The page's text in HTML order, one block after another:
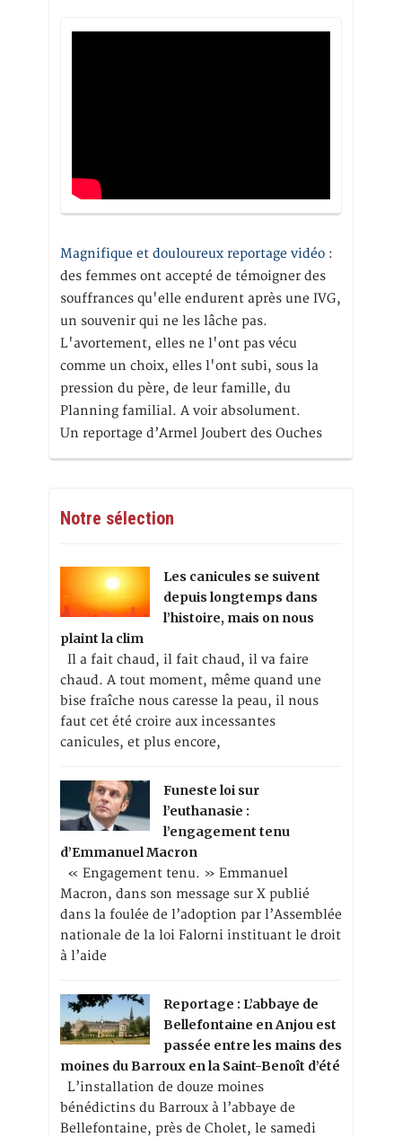
Magnifique et douloureux reportage vidéo :
des femmes ont accepté de témoigner des
souffrances qu'elle endurent après une IVG,
un souvenir qui ne les lâche pas.
L'avortement, elles ne l'ont pas vécu
comme un choix, elles l'ont subi, sous la
pression du père, de leur famille, du
Planning familial. A voir absolument.
Un reportage d’Armel Joubert des Ouches
Notre sélection
Les canicules se suivent
depuis longtemps dans
l’histoire, mais on nous
plaint la clim
Il a fait chaud, il fait chaud, il va faire
chaud. A tout moment, même quand une
bise fraîche nous caresse la peau, il nous
faut cet été croire aux incessantes
canicules, et plus encore,
Funeste loi sur
l’euthanasie :
l’engagement tenu
d’Emmanuel Macron
« Engagement tenu. » Emmanuel
Macron, dans son message sur X publié
dans la foulée de l’adoption par l’Assemblée
nationale de la loi Falorni instituant le droit
à l’aide
Reportage : L’abbaye de
Bellefontaine en Anjou est
passée entre les mains des
moines du Barroux en la Saint-Benoît d’été
L’installation de douze moines
bénédictins du Barroux à l’abbaye de
Bellefontaine, près de Cholet, le samedi